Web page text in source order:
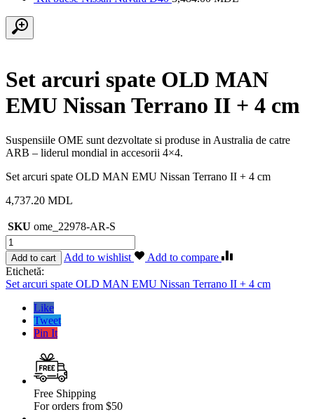
Set arcuri spate OLD MAN
EMU Nissan Terrano II + 4 cm
Suspensiile OME sunt dezvoltate si produse in Australia de catre
ARB – liderul mondial in accesorii 4×4.
Set arcuri spate OLD MAN EMU Nissan Terrano II + 4 cm
4,737.20 MDL
SKU ome_22978-AR-S
Cantitate
Set
arcuri
spate
OLD
Nissan
Terrano
Add to cart Add to wishlist
Add to compare
Etichetă:
Set arcuri spate OLD MAN EMU Nissan Terrano II + 4 cm
Like
Tweet
Pin It
Free Shipping
For orders from $50